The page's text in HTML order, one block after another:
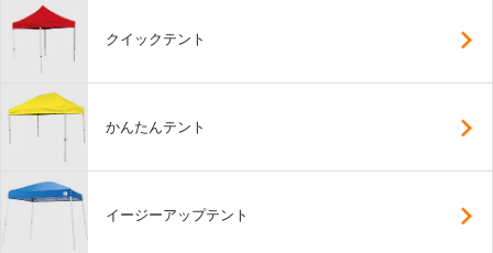
クイックテント
かんたんテント
イージーアップテント